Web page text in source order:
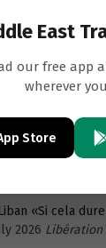
rachète
55 millions
village du
ont tout
2026 Laure
«Si cela
2026 Libération
East
our free app
wherever
Store